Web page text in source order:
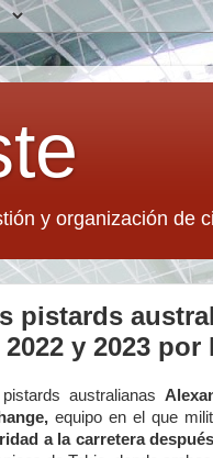
y organización de
pistards
2022 y 2023
australianas
equipo en el que
a la carretera